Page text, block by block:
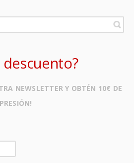
NEWSLETTER Y OBTÉN 10€ DE